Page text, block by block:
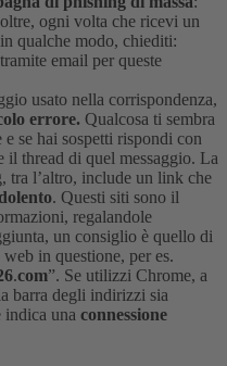
ogni volta che ricevi un
qualche modo, chiediti:
email per queste
usato nella corrispondenza,
errore. Qualcosa ti sembra
se hai sospetti rispondi con
thread di quel messaggio. La
tra l’altro, include un link che
. Questi siti sono il
regalandole
un consiglio è quello di
in questione, per es.
.com”. Se utilizzi Chrome, a
barra degli indirizzi sia
indica una connessione